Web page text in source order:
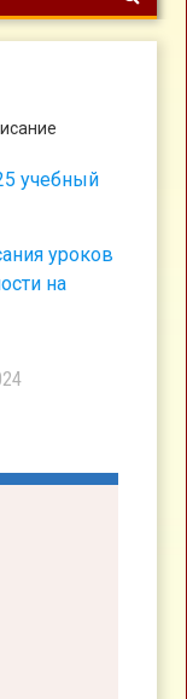
учебный
уроков
на